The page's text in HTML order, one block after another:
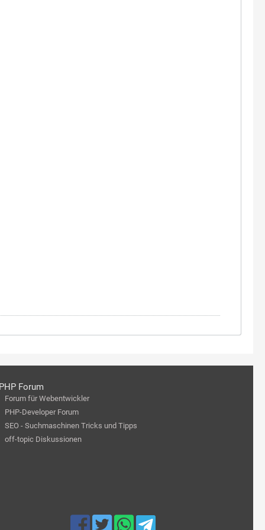
Forum
Forum für Webentwickler
PHP-Developer Forum
SEO - Suchmaschinen Tricks und Tipps
off-topic Diskussionen